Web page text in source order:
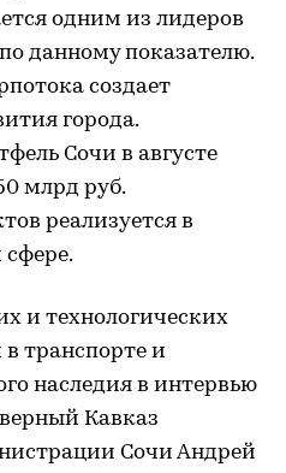
одним из лидеров
данному показателю.
создает
города.
Сочи в августе
млрд руб.
реализуется в
и технологических
транспорте и
наследия в интервью
Кавказ
Сочи Андрей